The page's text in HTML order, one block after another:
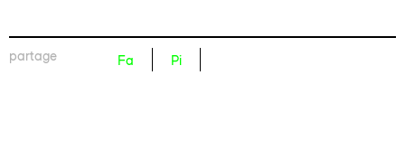
partage Fa Pi